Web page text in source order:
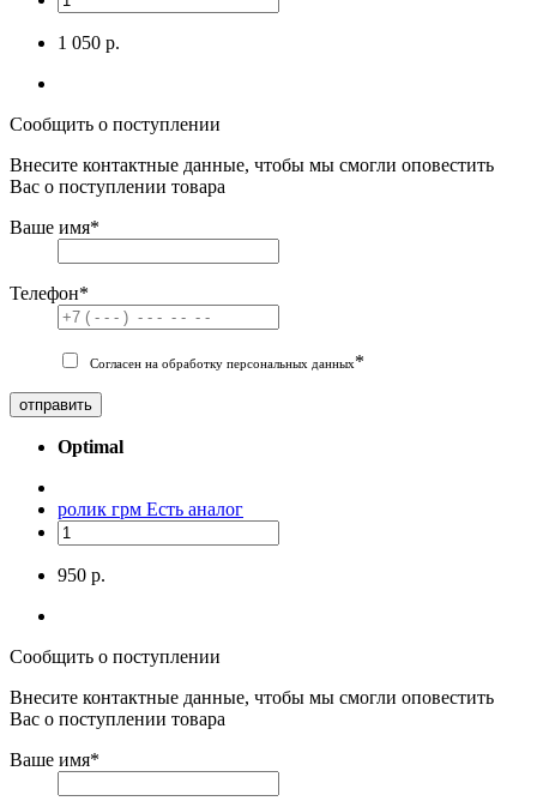
1 050 р.
Сообщить о поступлении
Внесите контактные данные, чтобы мы смогли оповестить
Вас о поступлении товара
Ваше имя*
Телефон*
Согласен на обработку персональных данных*
отправить
Optimal
ролик грм Есть аналог
950 р.
Сообщить о поступлении
Внесите контактные данные, чтобы мы смогли оповестить
Вас о поступлении товара
Ваше имя*